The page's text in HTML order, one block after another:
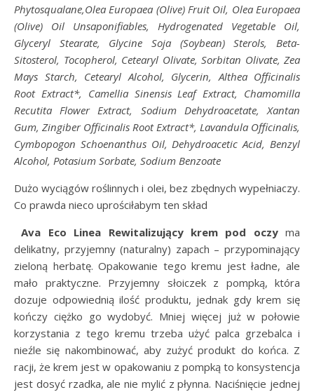
Phytosqualane,Olea Europaea (Olive) Fruit Oil, Olea Europaea
(Olive) Oil Unsaponifiables, Hydrogenated Vegetable Oil,
Glyceryl Stearate, Glycine Soja (Soybean) Sterols, Beta-
Sitosterol, Tocopherol, Cetearyl Olivate, Sorbitan Olivate, Zea
Mays Starch, Cetearyl Alcohol, Glycerin, Althea Officinalis
Root Extract*, Camellia Sinensis Leaf Extract, Chamomilla
Recutita Flower Extract, Sodium Dehydroacetate, Xantan
Gum, Zingiber Officinalis Root Extract*, Lavandula Officinalis,
Cymbopogon Schoenanthus Oil, Dehydroacetic Acid, Benzyl
Alcohol, Potasium Sorbate, Sodium Benzoate
Dużo wyciągów roślinnych i olei, bez zbędnych wypełniaczy.
Co prawda nieco uprościłabym ten skład
Ava Eco Linea Rewitalizujący krem pod oczyma
delikatny, przyjemny (naturalny) zapach – przypominający
zieloną herbatę. Opakowanie tego kremu jest ładne, ale
mało praktyczne. Przyjemny słoiczek z pompką, która
dozuje odpowiednią ilość produktu, jednak gdy krem się
kończy ciężko go wydobyć. Mniej więcej już w połowie
korzystania z tego kremu trzeba użyć palca grzebalca i
nieźle się nakombinować, aby zużyć produkt do końca. Z
racji, że krem jest w opakowaniu z pompką to konsystencja
jest dosyć rzadka, ale nie mylić z płynna. Naciśnięcie jednej